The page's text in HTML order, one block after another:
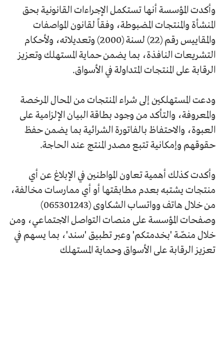
وأكدت المؤسسة أنها تستكمل الإجراءات القانونية بحق
المنشأة والمنتجات المضبوطة، وفقاً لقانون المواصفات
والمقاييس رقم (22) لسنة (2000) وتعديلاته، ولأحكام
التشريعات النافذة، بما يضمن حماية المستهلك وتعزيز
الرقابة على المنتجات المتداولة في الأسواق.
ودعت المستهلكين إلى شراء المنتجات من المحال المرخصة
والمعروفة، والتأكد من وجود بطاقة البيان الإلزامية على
العبوة، والاحتفاظ بالفاتورة الشرائية بما يضمن حفظ
حقوقهم وإمكانية تتبع مصدر المنتج عند الحاجة.
وأكدت كذلك أهمية تعاون المواطنين في الإبلاغ عن أي
منتجات يشتبه بعدم مطابقتها أو أي ممارسات مخالفة،
من خلال هاتف وواتساب الشكاوى (065301243)
وصفحات المؤسسة على منصات التواصل الاجتماعي، ومن
خلال منصّة 'بخدمتكم' وعبر تطبيق 'سند'، بما يسهم في
تعزيز الرقابة على الأسواق وحماية المستهلك